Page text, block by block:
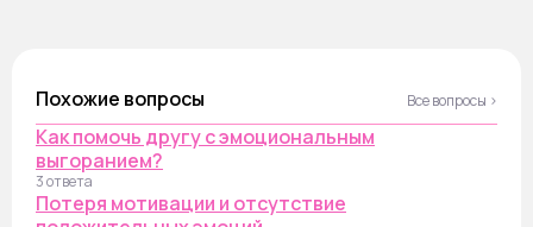
Похожие вопросы Все вопросы ›
Как помочь другу с эмоциональным
выгоранием?
3 ответа
Потеря мотивации и отсутствие